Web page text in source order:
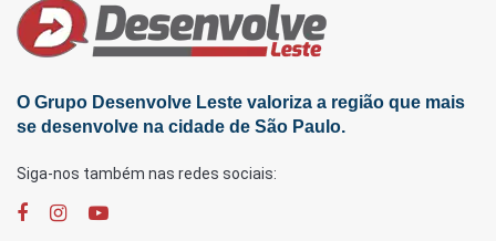
O Grupo Desenvolve Leste valoriza a região que mais
se desenvolve na cidade de São Paulo.
Siga-nos também nas redes sociais: